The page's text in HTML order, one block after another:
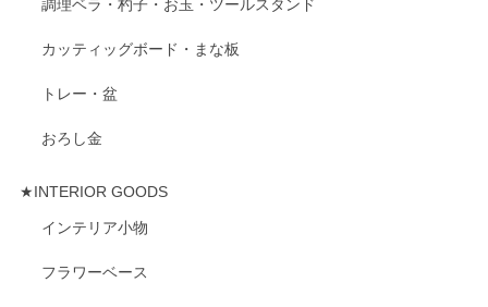
調理ベラ・杓子・お玉・ツールスタンド
カッティッグボード・まな板
トレー・盆
おろし金
★INTERIOR GOODS
インテリア小物
フラワーベース